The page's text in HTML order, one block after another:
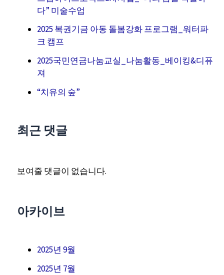
다” 미술수업
2025 복권기금 아동 돌봄강화 프로그램_워터파
크 캠프
2025국민연금나눔교실_나눔활동_베이킹&디퓨
져
“치유의 숲”
최근 댓글
보여줄 댓글이 없습니다.
아카이브
2025년 9월
2025년 7월